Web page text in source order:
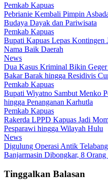
Pemkab Kapuas
Pebrianie Kembali Pimpin
Budaya Dayak dan Pariwisata
Pemkab Kapuas
Bupati Kapuas Lepas Kontingen
Nama Baik Daerah
News
Dua Kasus Kriminal Bikin
Bakar Barak hingga Residivis
Pemkab Kapuas
Bupati Wiyatno Sambut Menko
hingga Penanganan Karhutla
Pemkab Kapuas
Rakerda LPPD Kapuas Jadi
Pesparawi hingga Wilayah Hulu
News
Digulung Operasi Antik
Banjarmasin Dibongkar, 8
Tinggalkan Balasan